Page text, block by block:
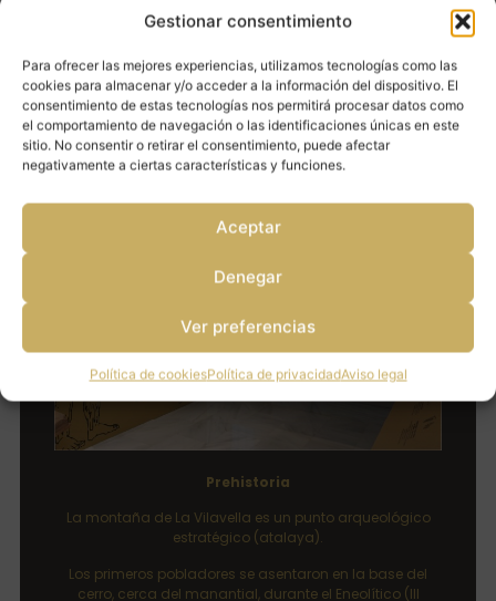
Gestionar consentimiento
Para ofrecer las mejores experiencias, utilizamos tecnologías como las
cookies para almacenar y/o acceder a la información del dispositivo. El
consentimiento de estas tecnologías nos permitirá procesar datos como
el comportamiento de navegación o las identificaciones únicas en este
sitio. No consentir o retirar el consentimiento, puede afectar
negativamente a ciertas características y funciones.
Aceptar
Denegar
Ver preferencias
Política de cookiesPolítica de privacidadAviso legal
Hoy, el Oratorio es el único vestigio original que se conserva de
aquel complejo y funciona como recepción del Museo de La
Vilavella.
CRONOLOGÍA
Prehistoria
La montaña de La Vilavella es un punto arqueológico
estratégico (atalaya).
Los primeros pobladores se asentaron en la base del
cerro, cerca del manantial, durante el Eneolítico (III